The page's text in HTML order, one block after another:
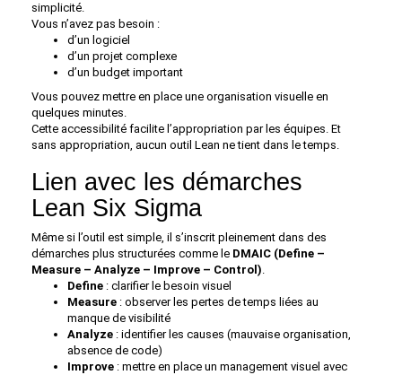
simplicité.
Vous n’avez pas besoin :
d’un logiciel
d’un projet complexe
d’un budget important
Vous pouvez mettre en place une organisation visuelle en
quelques minutes.
Cette accessibilité facilite l’appropriation par les équipes. Et
sans appropriation, aucun outil Lean ne tient dans le temps.
Lien avec les démarches
Lean Six Sigma
Même si l’outil est simple, il s’inscrit pleinement dans des
démarches plus structurées comme le DMAIC (Define –
Measure – Analyze – Improve – Control).
Define : clarifier le besoin visuel
Measure : observer les pertes de temps liées au
manque de visibilité
Analyze : identifier les causes (mauvaise organisation,
absence de code)
Improve : mettre en place un management visuel avec